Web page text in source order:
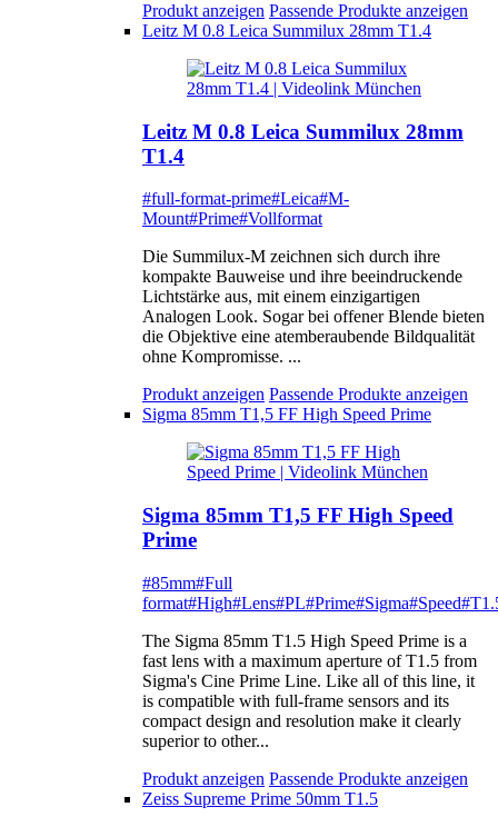
Produkt anzeigen Passende Produkte anzeigen
Leitz M 0.8 Leica Summilux 28mm T1.4
Leitz M 0.8 Leica Summilux 28mm
T1.4
#full-format-prime#Leica#M-
Mount#Prime#Vollformat
Die Summilux-M zeichnen sich durch ihre
kompakte Bauweise und ihre beeindruckende
Lichtstärke aus, mit einem einzigartigen
Analogen Look. Sogar bei offener Blende bieten
die Objektive eine atemberaubende Bildqualität
ohne Kompromisse. ...
Produkt anzeigen Passende Produkte anzeigen
Sigma 85mm T1,5 FF High Speed Prime
Sigma 85mm T1,5 FF High Speed
Prime
#85mm#Full
format#High#Lens#PL#Prime#Sigma#Speed
The Sigma 85mm T1.5 High Speed Prime is a
fast lens with a maximum aperture of T1.5 from
Sigma's Cine Prime Line. Like all of this line, it
is compatible with full-frame sensors and its
compact design and resolution make it clearly
superior to other...
Produkt anzeigen Passende Produkte anzeigen
Zeiss Supreme Prime 50mm T1.5